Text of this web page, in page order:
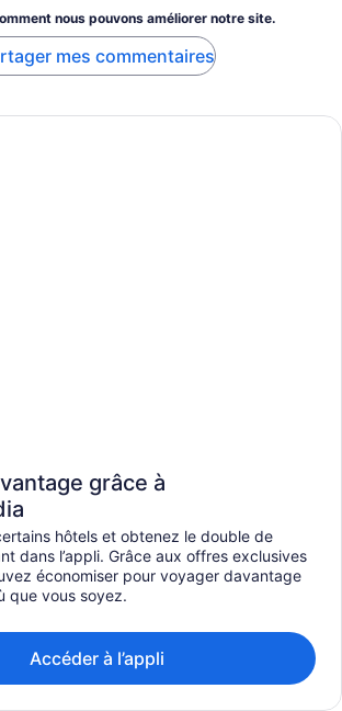
nous pouvons améliorer notre site.
mes commentaires
grâce à
hôtels et obtenez le double de
dans l’appli. Grâce aux offres exclusives
économiser pour voyager davantage
que vous soyez.
Accéder à l’appli